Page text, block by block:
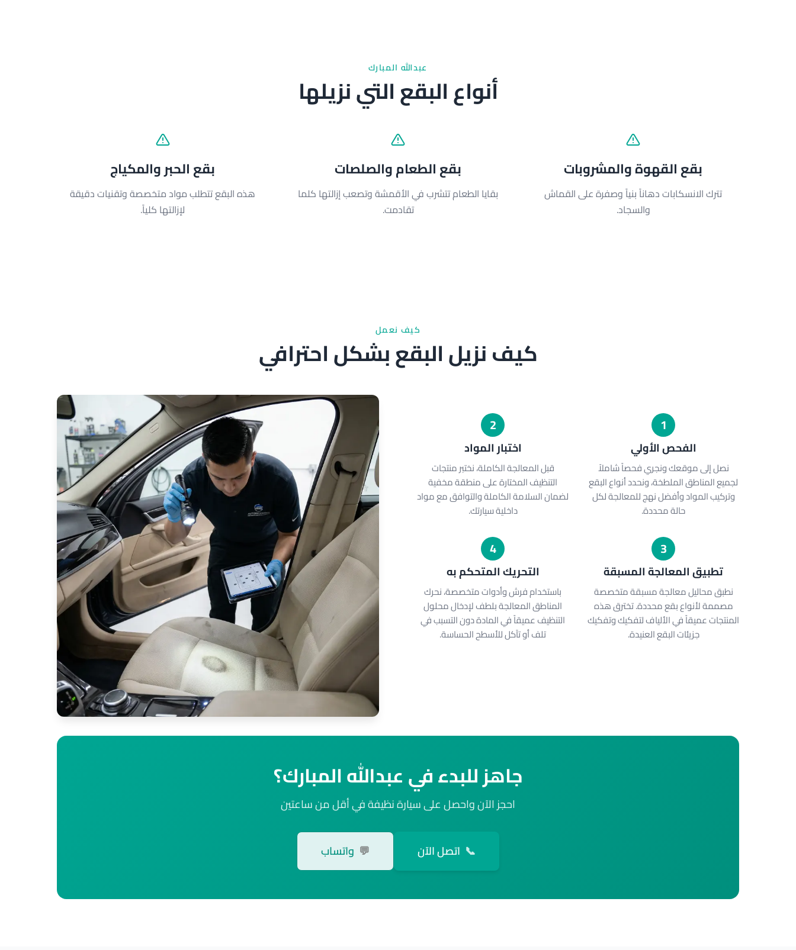
عبدالله المبارك
أنواع البقع التي نزيلها
بقع القهوة والمشروبات
تترك الانسكابات دهاناً بنياً وصفرة على القماش
والسجاد.
بقع الطعام والصلصات
بقايا الطعام تتشرب في الأقمشة وتصعب إزالتها كلما
تقادمت.
بقع الحبر والمكياج
هذه البقع تتطلب مواد متخصصة وتقنيات دقيقة
لإزالتها كلياً.
كيف نعمل
كيف نزيل البقع بشكل احترافي
1
الفحص الأولي
نصل إلى موقعك ونجري فحصاً شاملاً
لجميع المناطق الملطخة، ونحدد أنواع البقع
وتركيب المواد وأفضل نهج للمعالجة لكل
حالة محددة.
2
اختبار المواد
قبل المعالجة الكاملة، نختبر منتجات
التنظيف المختارة على منطقة مخفية
لضمان السلامة الكاملة والتوافق مع مواد
داخلية سيارتك.
3
تطبيق المعالجة المسبقة
نطبق محاليل معالجة مسبقة متخصصة
مصممة لأنواع بقع محددة. تخترق هذه
المنتجات عميقاً في الألياف لتفكيك وتفكيك
جزيئات البقع العنيدة.
4
التحريك المتحكم به
باستخدام فرش وأدوات متخصصة، نحرك
المناطق المعالجة بلطف لإدخال محلول
التنظيف عميقاً في المادة دون التسبب في
تلف أو تآكل للأسطح الحساسة.
جاهز للبدء في عبدالله المبارك؟
احجز الآن واحصل على سيارة نظيفة في أقل من ساعتين
📞 اتصل الآن 💬 واتساب